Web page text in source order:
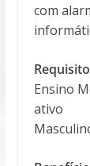
com
Ensino
ativo